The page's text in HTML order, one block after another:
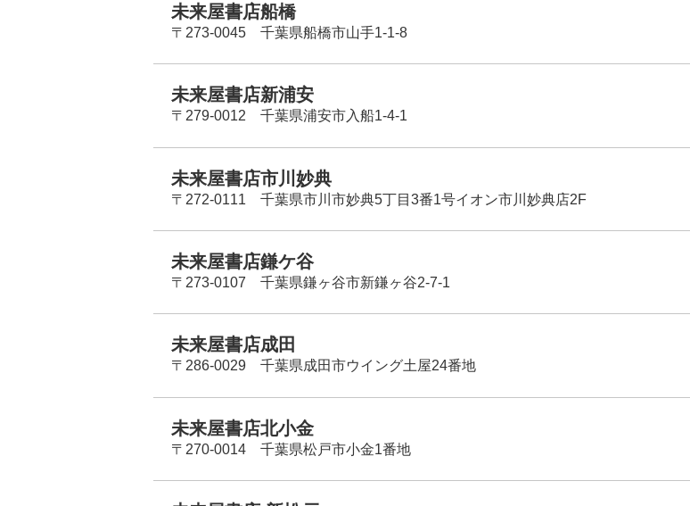
未来屋書店船橋
〒273-0045 千葉県船橋市山手1-1-8
未来屋書店新浦安
〒279-0012 千葉県浦安市入船1-4-1
未来屋書店市川妙典
〒272-0111 千葉県市川市妙典5丁目3番1号イオン市川妙典店2F
未来屋書店鎌ケ谷
〒273-0107 千葉県鎌ヶ谷市新鎌ヶ谷2-7-1
未来屋書店成田
〒286-0029 千葉県成田市ウイング土屋24番地
未来屋書店北小金
〒270-0014 千葉県松戸市小金1番地